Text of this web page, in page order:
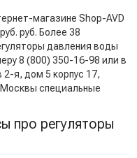
магазине Shop-AVD
руб. Более 38
давления воды
8 (800) 350-16-98 или в
я, дом 5 корпус 17,
специальные
про регуляторы